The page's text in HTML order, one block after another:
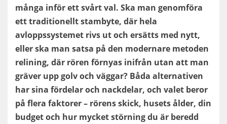
många inför ett svårt val. Ska man genomföra
ett traditionellt stambyte, där hela
avloppssystemet rivs ut och ersätts med nytt,
eller ska man satsa på den modernare metoden
relining, där rören förnyas inifrån utan att man
gräver upp golv och väggar? Båda alternativen
har sina fördelar och nackdelar, och valet beror
på flera faktorer – rörens skick, husets ålder, din
budget och hur mycket störning du är beredd